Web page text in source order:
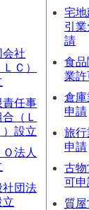
会社
ＬＣ）
責任事
（Ｌ
）設立
Ｏ法人
社団法
立
宅地
引業
請
食品
業
倉
申請
旅
申請
古
可申
質